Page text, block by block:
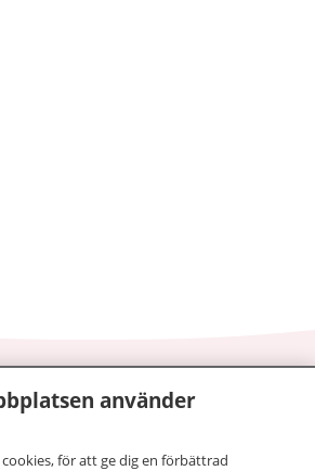
om din hälsa och vård
om hälsa och information om
mottagningar du kan kontakta.
använder
för att ge dig en förbättrad